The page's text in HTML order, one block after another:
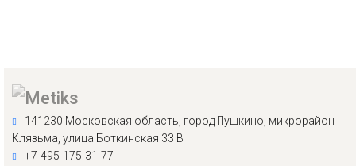
141230 Московская область, город Пушкино, микрорайон
Клязьма, улица Боткинская 33 В
+7-495-175-31-77